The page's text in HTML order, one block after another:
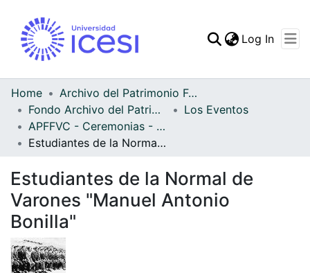
Statistics
Log In
Home
Archivo del Patrimonio Fotográfico y Fílmico del Valle del Cauca
Fondo Archivo del Patrimonio Fotográfico y Fílmico del Valle del Cauca
Los Eventos
APFFVC - Ceremonias - Patrimonial
Estudiantes de la Normal de Varones "Manuel Antonio Bonilla"
Estudiantes de la Normal de
Varones "Manuel Antonio
Bonilla"